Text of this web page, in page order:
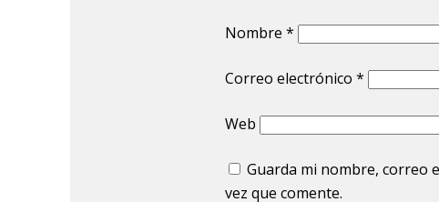
Nombre *
Correo electrónico *
Web
Guarda mi nombre, correo
vez que comente.